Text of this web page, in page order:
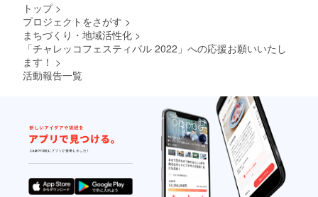
トップ >
プロジェクトをさがす >
まちづくり・地域活性化 >
「チャレッコフェスティバル 2022」への応援お願いいたし
ます！ >
活動報告一覧